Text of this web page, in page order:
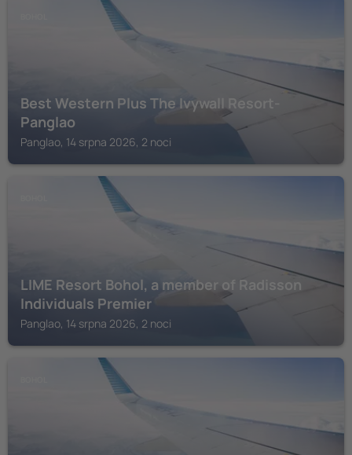
Best Western Plus The Ivywall Resort-
Panglao
Panglao, 14 srpna 2026, 2 noci
LIME Resort Bohol, a member of Radisson
Individuals Premier
Panglao, 14 srpna 2026, 2 noci